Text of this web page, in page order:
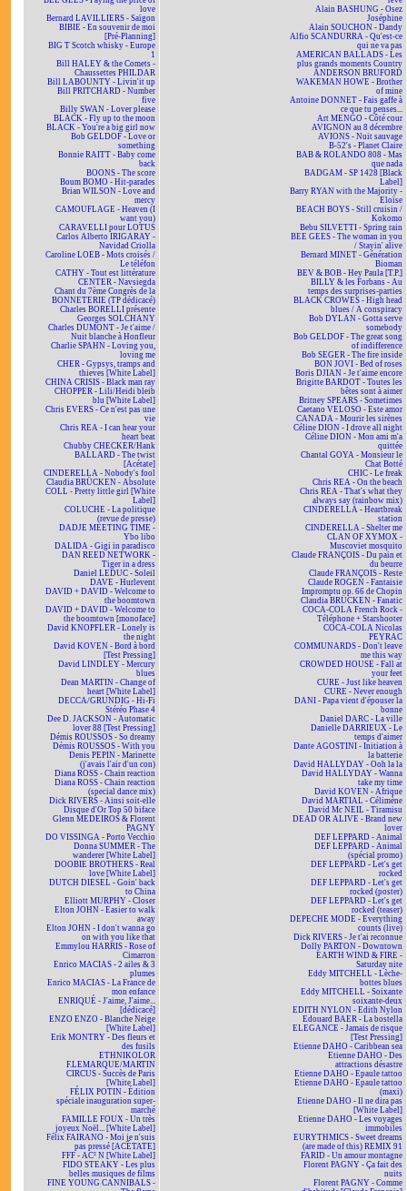
love
Bernard LAVILLIERS - Saïgon
BIBIE - En souvenir de moi
[Pré-Planning]
BIG T Scotch whisky - Europe
1
Bill HALEY & the Comets -
Chaussettes PHILDAR
Bill LABOUNTY - Livin'it up
Bill PRITCHARD - Number
five
Billy SWAN - Lover please
BLACK - Fly up to the moon
BLACK - You're a big girl now
Bob GELDOF - Love or
something
Bonnie RAITT - Baby come
back
BOONS - The score
Boum BOMO - Hit-parades
Brian WILSON - Love and
mercy
CAMOUFLAGE - Heaven (I
want you)
CARAVELLI pour LOTUS
Carlos Alberto IRIGARAY -
Navidad Criolla
Caroline LOEB - Mots croisés /
Le téléfon
CATHY - Tout est littérature
CENTER - Navsiegda
Chant du 7ème Congrès de la
BONNETERIE (TP dédicacé)
Charles BORELLI présente
Georges SOLCHANY
Charles DUMONT - Je t'aime /
Nuit blanche à Honfleur
Charlie SPAHN - Loving you,
loving me
CHER - Gypsys, tramps and
thieves [White Label]
CHINA CRISIS - Black man ray
CHOPPER - Lili/Heidi bleib
blu [White Label]
Chris EVERS - Ce n'est pas une
vie
Chris REA - I can hear your
heart beat
Chubby CHECKER/Hank
BALLARD - The twist
[Acétate]
CINDERELLA - Nobody's fool
Claudia BRÜCKEN - Absolute
COLL - Pretty little girl [White
Label]
COLUCHE - La politique
(revue de presse)
DADJE MEETING TIME -
Ybo libo
DALIDA - Gigi in paradisco
DAN REED NETWORK -
Tiger in a dress
Daniel LEDUC - Soleil
DAVE - Hurlevent
DAVID + DAVID - Welcome to
the boomtown
DAVID + DAVID - Welcome to
the boomtown [monoface]
David KNOPFLER - Lonely is
the night
David KOVEN - Bord à bord
[Test Pressing]
David LINDLEY - Mercury
blues
Dean MARTIN - Change of
heart [White Label]
DECCA/GRUNDIG - Hi-Fi
Stéréo Phase 4
Dee D. JACKSON - Automatic
lover 88 [Test Pressing]
Démis ROUSSOS - So dreamy
Démis ROUSSOS - With you
Denis PEPIN - Marinette
(j'avais l'air d'un con)
Diana ROSS - Chain reaction
Diana ROSS - Chain reaction
(special dance mix)
Dick RIVERS - Ainsi soit-elle
Disque d'Or Top 50 biface
Glenn MEDEIROS & Florent
PAGNY
DO VISSINGA - Porto Vecchio
Donna SUMMER - The
wanderer [White Label]
DOOBIE BROTHERS - Real
love [White Label]
DUTCH DIESEL - Goin' back
to China
Elliott MURPHY - Closer
Elton JOHN - Easier to walk
away
Elton JOHN - I don't wanna go
on with you like that
Emmylou HARRIS - Rose of
Cimarron
Enrico MACIAS - 2 ailes & 3
plumes
Enrico MACIAS - La France de
mon enfance
ENRIQUÉ - J'aime, J'aime...
[dédicacé]
ENZO ENZO - Blanche Neige
[White Label]
Erik MONTRY - Des fleurs et
des fusils
ETHNIKOLOR
F.LEMARQUE/MARTIN
CIRCUS - Succès de Paris
[White Label]
FÉLIX POTIN - Édition
spéciale inauguration super-
marché
FAMILLE FOUX - Un très
joyeux Noël... [White Label]
Félix FAIRANO - Moi je n'suis
pas pressé [ACÉTATE]
FFF - AC² N [White Label]
FIDO STEAKY - Les plus
belles musiques de films
FINE YOUNG CANNIBALS -
Alain BASHUNG - Osez
Joséphine
Alain SOUCHON - Dandy
Alfio SCANDURRA - Qu'est-ce
qui ne va pas
AMERICAN BALLADS - Les
plus grands moments Country
ANDERSON BRUFORD
WAKEMAN HOWE - Brother
of mine
Antoine DONNET - Fais gaffe à
ce que tu penses...
Art MENGO - Côté cour
AVIGNON au 8 décembre
AVIONS - Nuit sauvage
B-52's - Planet Claire
BAB & ROLANDO 808 - Mas
que nada
BADGAM - SP 1428 [Black
Label]
Barry RYAN with the Majority -
Eloïse
BEACH BOYS - Still cruisin /
Kokomo
Bebu SILVETTI - Spring rain
BEE GEES - The woman in you
/ Stayin' alive
Bernard MINET - Génération
Bioman
BEV & BOB - Hey Paula [T.P.]
BILLY & les Forbans - Au
temps des surprises-parties
BLACK CROWES - High head
blues / A conspiracy
Bob DYLAN - Gotta serve
somebody
Bob GELDOF - The great song
of indifference
Bob SEGER - The fire inside
BON JOVI - Bed of roses
Boris DJIAN - Je t'aime encore
Brigitte BARDOT - Toutes les
bêtes sont à aimer
Britney SPEARS - Sometimes
Caetano VELOSO - Este amor
CANADA - Mourir les sirènes
Céline DION - I drove all night
Céline DION - Mon ami m'a
quittée
Chantal GOYA - Monsieur le
Chat Botté
CHIC - Le freak
Chris REA - On the beach
Chris REA - That's what they
always say (rainbow mix)
CINDERELLA - Heartbreak
station
CINDERELLA - Shelter me
CLAN OF XYMOX -
Muscoviet mosquito
Claude FRANÇOIS - Du pain et
du beurre
Claude FRANÇOIS - Reste
Claude ROGEN - Fantaisie
Impromptu op. 66 de Chopin
Claudia BRÜCKEN - Fanatic
COCA-COLA French Rock -
Téléphone + Starshooter
COCA-COLA Nicolas
PEYRAC
COMMUNARDS - Don't leave
me this way
CROWDED HOUSE - Fall at
your feet
CURE - Just like heaven
CURE - Never enough
DANI - Papa vient d'épouser la
bonne
Daniel DARC - La ville
Danielle DARRIEUX - Le
temps d'aimer
Dante AGOSTINI - Initiation à
la batterie
David HALLYDAY - Ooh la la
David HALLYDAY - Wanna
take my time
David KOVEN - Afrique
David MARTIAL - Célimène
David Mc NEIL - Tiramisu
DEAD OR ALIVE - Brand new
lover
DEF LEPPARD - Animal
DEF LEPPARD - Animal
(spécial promo)
DEF LEPPARD - Let's get
rocked
DEF LEPPARD - Let's get
rocked (poster)
DEF LEPPARD - Let's get
rocked (teaser)
DEPECHE MODE - Everything
counts (live)
Dick RIVERS - Je t'ai reconnue
Dolly PARTON - Downtown
EARTH WIND & FIRE -
Saturday nite
Eddy MITCHELL - Lèche-
bottes blues
Eddy MITCHELL - Soixante
soixante-deux
EDITH NYLON - Edith Nylon
Edouard BAER - La bostella
ELEGANCE - Jamais de risque
[Test Pressing]
Etienne DAHO - Caribbean sea
Etienne DAHO - Des
attractions désastre
Etienne DAHO - Epaule tattoo
Etienne DAHO - Epaule tattoo
(maxi)
Etienne DAHO - Il ne dira pas
[White Label]
Etienne DAHO - Les voyages
immobiles
EURYTHMICS - Sweet dreams
(are made of this) REMIX 91
FARID - Un amour montagne
Florent PAGNY - Ça fait des
nuits
Florent PAGNY - Comme